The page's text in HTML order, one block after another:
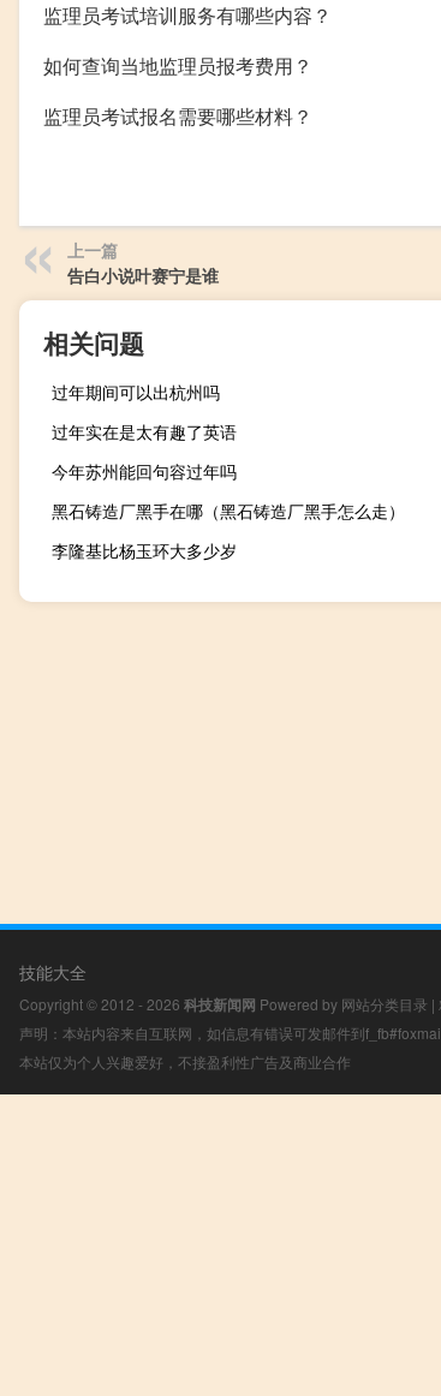
监理员考试培训服务有哪些内容？
如何查询当地监理员报考费用？
监理员考试报名需要哪些材料？
上一篇
告白小说叶赛宁是谁
相关问题
过年期间可以出杭州吗
过年实在是太有趣了英语
今年苏州能回句容过年吗
黑石铸造厂黑手在哪（黑石铸造厂黑手怎么走）
李隆基比杨玉环大多少岁
技能大全
Copyright © 2012 - 2026 科技新闻网 Powered by 网站分类目录 |
声明：本站内容来自互联网，如信息有错误可发邮件到
本站仅为个人兴趣爱好，不接盈利性广告及商业合作